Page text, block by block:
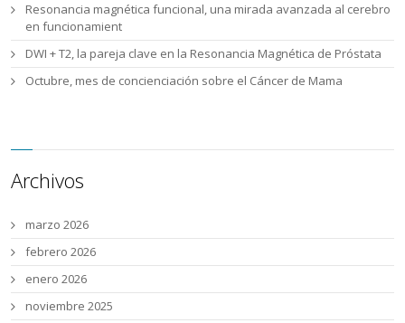
Resonancia magnética funcional, una mirada avanzada al cerebro
en funcionamient
DWI + T2, la pareja clave en la Resonancia Magnética de Próstata
Octubre, mes de concienciación sobre el Cáncer de Mama
Archivos
marzo 2026
febrero 2026
enero 2026
noviembre 2025